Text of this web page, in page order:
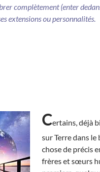
complètement (enter
extensions ou personnalités.
Certains, déjà
sur Terre dans
chose de précis
frères et sœurs